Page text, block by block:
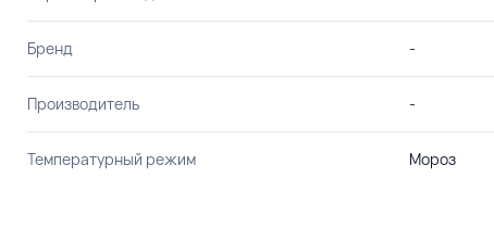
Бренд -
Производитель -
Температурный режим Мороз